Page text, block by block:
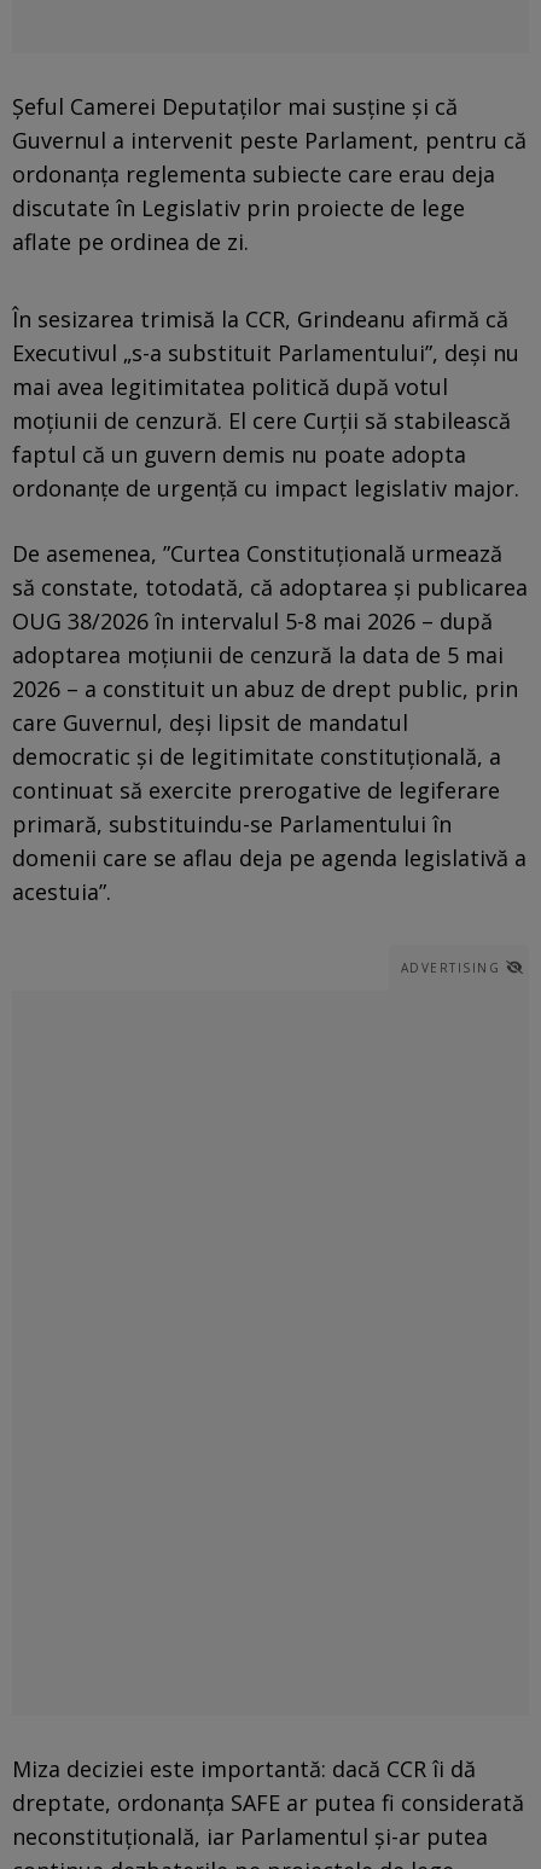
Șeful Camerei Deputaților mai susține şi că
Guvernul a intervenit peste Parlament, pentru că
ordonanța reglementa subiecte care erau deja
discutate în Legislativ prin proiecte de lege
aflate pe ordinea de zi.
În sesizarea trimisă la CCR, Grindeanu afirmă că
Executivul „s-a substituit Parlamentului”, deși nu
mai avea legitimitatea politică după votul
moțiunii de cenzură. El cere Curții să stabilească
faptul că un guvern demis nu poate adopta
ordonanțe de urgență cu impact legislativ major.
De asemenea, ”Curtea Constituţională urmează
să constate, totodată, că adoptarea şi publicarea
OUG 38/2026 în intervalul 5-8 mai 2026 – după
adoptarea moţiunii de cenzură la data de 5 mai
2026 – a constituit un abuz de drept public, prin
care Guvernul, deşi lipsit de mandatul
democratic şi de legitimitate constituţională, a
continuat să exercite prerogative de legiferare
primară, substituindu-se Parlamentului în
domenii care se aflau deja pe agenda legislativă a
acestuia”.
ADVERTISING
Miza deciziei este importantă: dacă CCR îi dă
dreptate, ordonanţa SAFE ar putea fi considerată
neconstituțională, iar Parlamentul și-ar putea